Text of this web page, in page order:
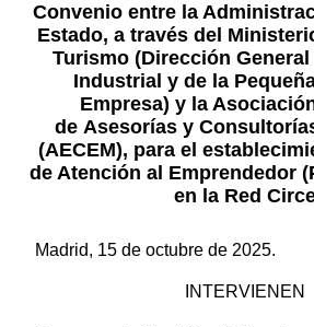
Convenio entre la
Estado, a través del
Turismo (Dirección
Industrial y de la
Empresa) y la
de Asesorías y
(AECEM), para el
de Atención al Emprendedor
en la Red
Madrid, 15 de octubre de 2025.
INTERVIENEN